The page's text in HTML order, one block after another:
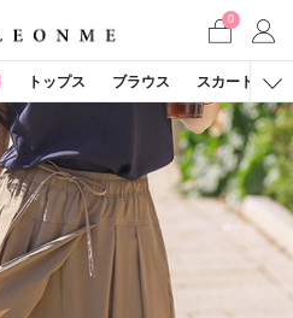
0
トップス ブラウス スカート